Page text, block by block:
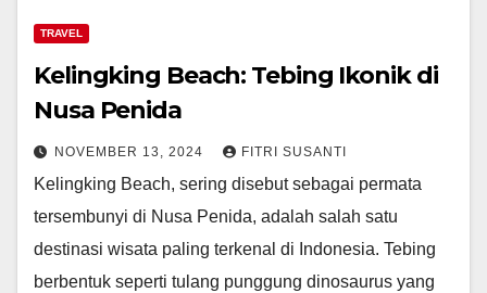
TRAVEL
Kelingking Beach: Tebing Ikonik di
Nusa Penida
NOVEMBER 13, 2024 FITRI SUSANTI
Kelingking Beach, sering disebut sebagai permata
tersembunyi di Nusa Penida, adalah salah satu
destinasi wisata paling terkenal di Indonesia. Tebing
berbentuk seperti tulang punggung dinosaurus yang